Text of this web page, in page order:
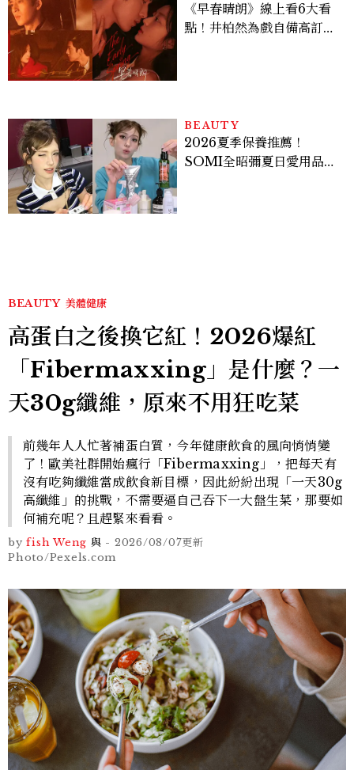
《早春晴朗》線上看6大看
點！井柏然為戲自備高訂，
BEAUTY
2026夏季保養推薦！
SOMI全昭彌夏日愛用品公
BEAUTY 美體健康
高蛋白之後換它紅！2026爆紅
「Fibermaxxing」是什麼？一
天30g纖維，原來不用狂吃菜
前幾年人人忙著補蛋白質，今年健康飲食的風向悄悄變
了！歐美社群開始瘋行「Fibermaxxing」，把每天有
沒有吃夠纖維當成飲食新目標，因此紛紛出現「一天30g
高纖維」的挑戰，不需要逼自己吞下一大盤生菜，那要如
何補充呢？且趕緊來看看。
by fish Weng 與 - 2026/08/07更新
Photo/Pexels.com